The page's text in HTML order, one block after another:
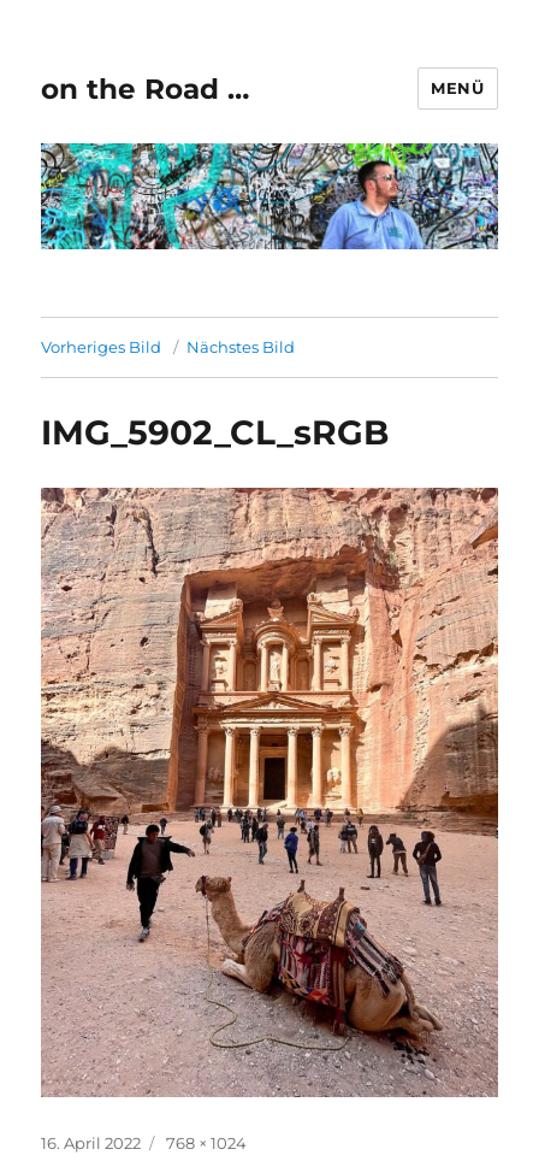
on the Road … MENÜ
Vorheriges Bild Nächstes Bild
IMG_5902_CL_sRGB
Veröffentlicht
16. April 2022 Originalgröße
768 × 1024